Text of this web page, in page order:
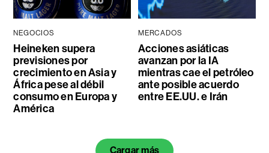
NEGOCIOS
Heineken supera
previsiones por
crecimiento en Asia y
África pese al débil
consumo en Europa y
América
MERCADOS
Acciones asiáticas
avanzan por la IA
mientras cae el petróleo
ante posible acuerdo
entre EE.UU. e Irán
Cargar más